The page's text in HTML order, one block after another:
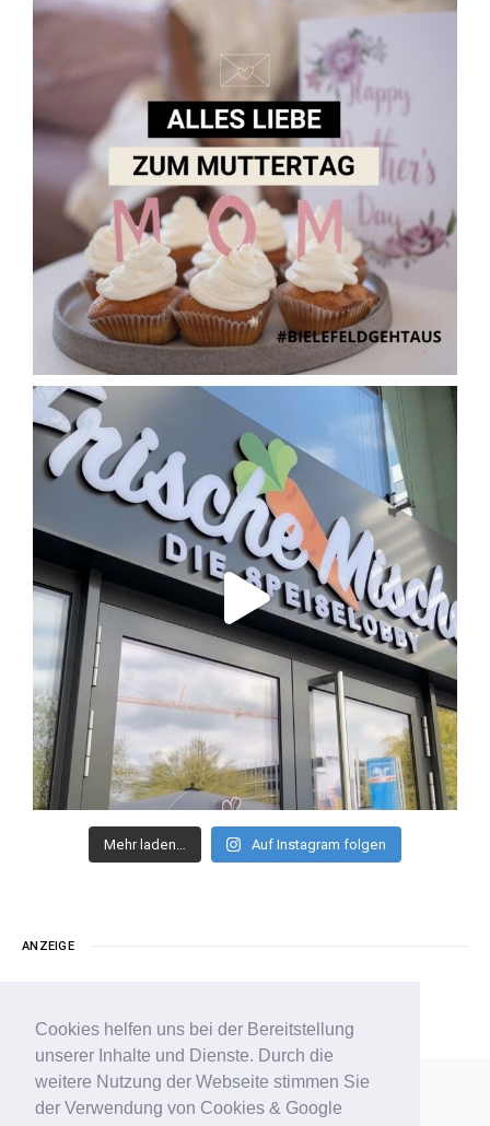
Cookies helfen uns bei der Bereitstellung
unserer Inhalte und Dienste. Durch die
weitere Nutzung der Webseite stimmen Sie
der Verwendung von Cookies & Google
Mehr laden… Auf Instagram folgen
ANZEIGE